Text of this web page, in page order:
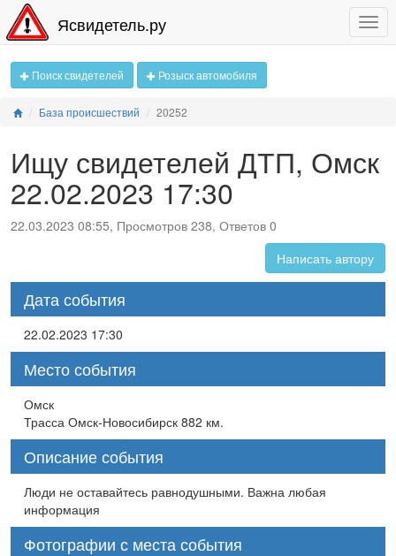
Ясвидетель.ру
Поиск свидетелей Розыск автомобиля
База происшествий 20252
Ищу свидетелей ДТП, Омск
22.02.2023 17:30
22.03.2023 08:55, Просмотров 238, Ответов 0
Написать автору
Дата события
22.02.2023 17:30
Место события
Омск
Трасса Омск-Новосибирск 882 км.
Описание события
Люди не оставайтесь равнодушными. Важна любая
информация
Фотографии с места события